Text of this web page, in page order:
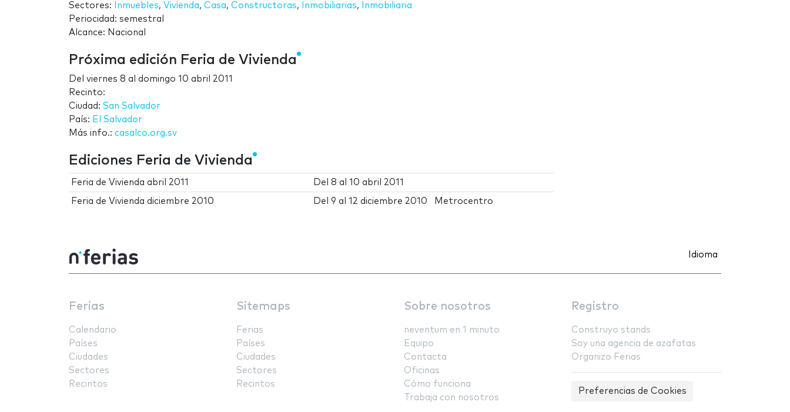
Sectores: Inmuebles, Vivienda, Casa, Constructoras, Inmobiliarias,
Inmobiliaria
Periocidad: semestral
Alcance: Nacional
Próxima edición Feria de Vivienda
Del viernes 8 al domingo 10 abril 2011
Recinto:
Ciudad: San Salvador
País: El Salvador
Más info.: casalco.org.sv
Ediciones Feria de Vivienda
Feria de Vivienda abril 2011 Del8 al10 abril 2011
Feria de Vivienda diciembre 2010 Del9 al12 diciembre 2010 Metrocentro
Idioma
Ferias
Calendario
Países
Ciudades
Sectores
Recintos
Sitemaps
Ferias
Países
Ciudades
Sectores
Recintos
Sobre nosotros
neventum en 1 minuto
Equipo
Contacta
Oficinas
Cómo funciona
Trabaja con nosotros
Registro
Construyo stands
Soy una agencia de azafatas
Organizo Ferias
Preferencias de Cookies